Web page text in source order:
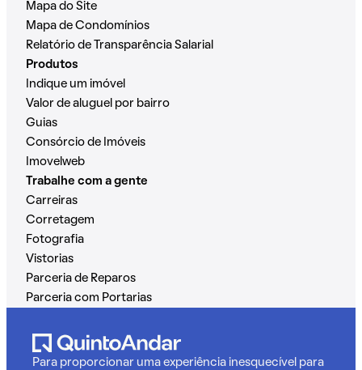
Mapa do Site
Mapa de Condomínios
Relatório de Transparência Salarial
Produtos
Indique um imóvel
Valor de aluguel por bairro
Guias
Consórcio de Imóveis
Imovelweb
Trabalhe com a gente
Carreiras
Corretagem
Fotografia
Vistorias
Parceria de Reparos
Parceria com Portarias
Para proporcionar uma experiência inesquecível para